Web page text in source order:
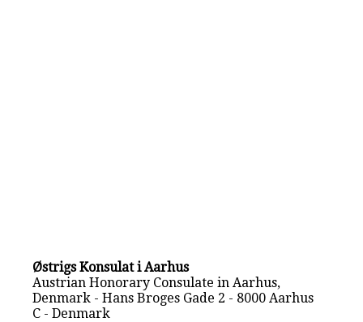
Østrigs Konsulat i Aarhus
Austrian Honorary Consulate in Aarhus,
Denmark - Hans Broges Gade 2 - 8000 Aarhus
C - Denmark